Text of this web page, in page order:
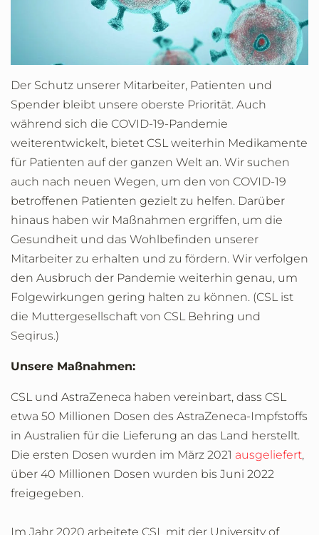
Der Schutz unserer Mitarbeiter, Patienten und
Spender bleibt unsere oberste Priorität. Auch
während sich die COVID-19-Pandemie
weiterentwickelt, bietet CSL weiterhin Medikamente
für Patienten auf der ganzen Welt an. Wir suchen
auch nach neuen Wegen, um den von COVID-19
betroffenen Patienten gezielt zu helfen. Darüber
hinaus haben wir Maßnahmen ergriffen, um die
Gesundheit und das Wohlbefinden unserer
Mitarbeiter zu erhalten und zu fördern. Wir verfolgen
den Ausbruch der Pandemie weiterhin genau, um
Folgewirkungen gering halten zu können. (CSL ist
die Muttergesellschaft von CSL Behring und
Seqirus.)
Unsere Maßnahmen:
CSL und AstraZeneca haben vereinbart, dass CSL
etwa 50 Millionen Dosen des AstraZeneca-Impfstoffs
in Australien für die Lieferung an das Land herstellt.
Die ersten Dosen wurden im März 2021 ausgeliefert,
über 40 Millionen Dosen wurden bis Juni 2022
freigegeben.
Im Jahr 2020 arbeitete CSL mit der University of